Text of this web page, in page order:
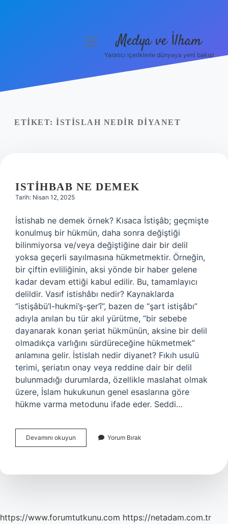
Yasal Uyarı
menüyüMedya ve İlham
Yaratıcı içeriklerle dünyaya yeni bakış!
ETIKET: İSTISLAH NEDIR DIYANET
ISTIHBAB NE DEMEK
Tarih: Nisan 12, 2025
İstishab ne demek örnek? Kısaca İstişâb; geçmişte
konulmuş bir hükmün, daha sonra değiştiği
bilinmiyorsa ve/veya değiştiğine dair bir delil
yoksa geçerli sayılmasına hükmetmektir. Örneğin,
bir çiftin evliliğinin, aksi yönde bir haber gelene
kadar devam ettiği kabul edilir. Bu, tamamlayıcı
delildir. Vasıf istishâbı nedir? Kaynaklarda
“istişâbü’l-hukmi’ş-şer’î”, bazen de “şart istişâbı”
adıyla anılan bu tür akıl yürütme, “bir sebebe
dayanarak konan şeriat hükmünün, aksine bir delil
olmadıkça varlığını sürdüreceğine hükmetmek”
anlamına gelir. İstislah nedir diyanet? Fıkıh usulü
terimi, şeriatın onay veya reddine dair bir delil
bulunmadığı durumlarda, özellikle maslahat olmak
üzere, İslam hukukunun genel esaslarına göre
hükme varma metodunu ifade eder. Seddi…
Devamını okuyun
Ne
Yorum Bırak
https://www.forumtutkunu.com https://netadam.com.tr